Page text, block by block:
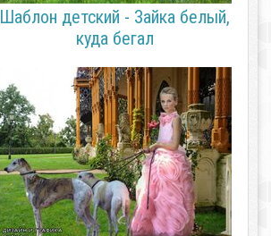
Шаблон детский - Зайка белый,
куда бегал